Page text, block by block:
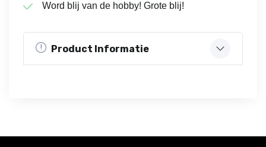
Word blij van de hobby! Grote blij!
Product Informatie